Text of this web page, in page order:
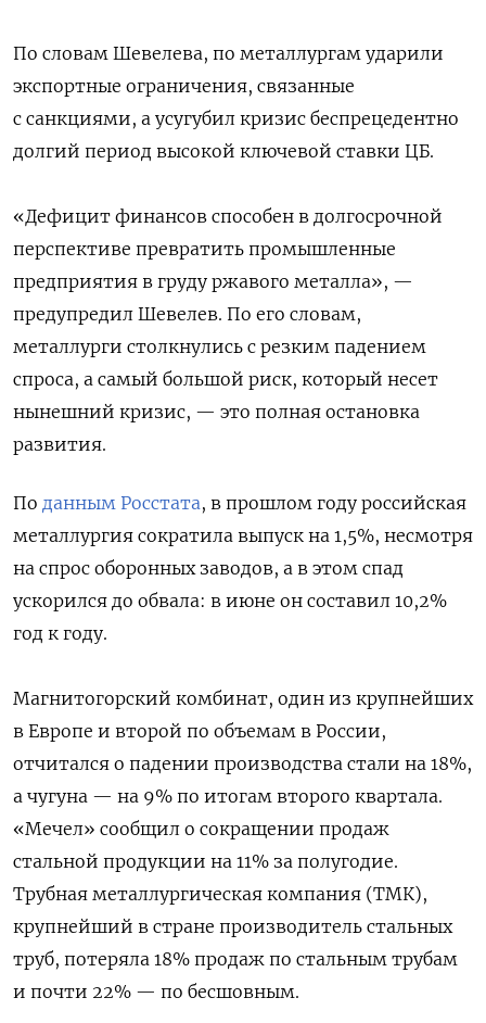
По словам Шевелева, по металлургам ударили
экспортные ограничения, связанные
с санкциями, а усугубил кризис беспрецедентно
долгий период высокой ключевой ставки ЦБ.
«Дефицит финансов способен в долгосрочной
перспективе превратить промышленные
предприятия в груду ржавого металла», —
предупредил Шевелев. По его словам,
металлурги столкнулись с резким падением
спроса, а самый большой риск, который несет
нынешний кризис, — это полная остановка
развития.
По данным Росстата, в прошлом году российская
металлургия сократила выпуск на 1,5%, несмотря
на спрос оборонных заводов, а в этом спад
ускорился до обвала: в июне он составил 10,2%
год к году.
Магнитогорский комбинат, один из крупнейших
в Европе и второй по объемам в России,
отчитался о падении производства стали на 18%,
а чугуна — на 9% по итогам второго квартала.
«Мечел» сообщил о сокращении продаж
стальной продукции на 11% за полугодие.
Трубная металлургическая компания (ТМК),
крупнейший в стране производитель стальных
труб, потеряла 18% продаж по стальным трубам
и почти 22% — по бесшовным.